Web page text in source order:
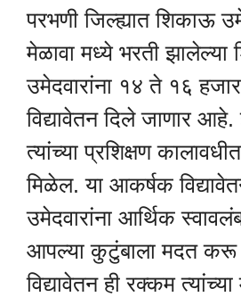
परभणी जिल्ह्यात शिकाऊ
मेळावा मध्ये भरती झालेल्या
उमेदवारांना १४ ते १६
विद्यावेतन दिले जाणार आहे.
त्यांच्या प्रशिक्षण
मिळेल. या आकर्षक
उमेदवारांना आर्थिक
आपल्या कुटुंबाला मदत
विद्यावेतन ही रक्कम